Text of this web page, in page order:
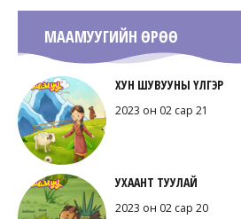
МААМУУГИЙН ӨРӨӨ
ХУН ШУВУУНЫ ҮЛГЭР
2023 он 02 сар 21
УХААНТ ТУУЛАЙ
2023 он 02 сар 20